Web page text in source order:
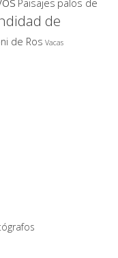
Paisajes palos de
de
de Ros Vacas